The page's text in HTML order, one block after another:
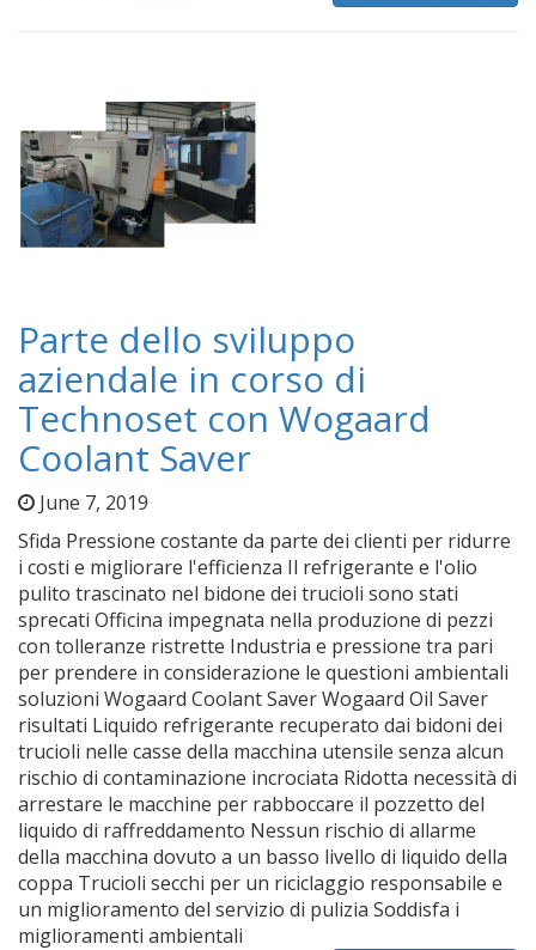
Parte dello sviluppo
aziendale in corso di
Technoset con Wogaard
Coolant Saver
June 7, 2019
Sfida Pressione costante da parte dei clienti per ridurre
i costi e migliorare l'efficienza Il refrigerante e l'olio
pulito trascinato nel bidone dei trucioli sono stati
sprecati Officina impegnata nella produzione di pezzi
con tolleranze ristrette Industria e pressione tra pari
per prendere in considerazione le questioni ambientali
soluzioni Wogaard Coolant Saver Wogaard Oil Saver
risultati Liquido refrigerante recuperato dai bidoni dei
trucioli nelle casse della macchina utensile senza alcun
rischio di contaminazione incrociata Ridotta necessità di
arrestare le macchine per rabboccare il pozzetto del
liquido di raffreddamento Nessun rischio di allarme
della macchina dovuto a un basso livello di liquido della
coppa Trucioli secchi per un riciclaggio responsabile e
un miglioramento del servizio di pulizia Soddisfa i
miglioramenti ambientali